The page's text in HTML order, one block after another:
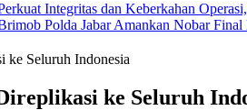
Integritas dan Keberkahan
Polda Jabar Amankan Nobar
Seluruh Indonesia
ke Seluruh